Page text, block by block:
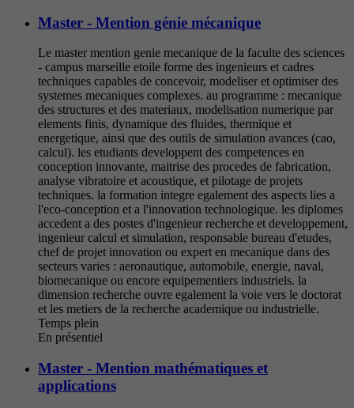
Master - Mention génie mécanique
Le master mention genie mecanique de la faculte des sciences
- campus marseille etoile forme des ingenieurs et cadres
techniques capables de concevoir, modeliser et optimiser des
systemes mecaniques complexes. au programme : mecanique
des structures et des materiaux, modelisation numerique par
elements finis, dynamique des fluides, thermique et
energetique, ainsi que des outils de simulation avances (cao,
calcul). les etudiants developpent des competences en
conception innovante, maitrise des procedes de fabrication,
analyse vibratoire et acoustique, et pilotage de projets
techniques. la formation integre egalement des aspects lies a
l'eco-conception et a l'innovation technologique. les diplomes
accedent a des postes d'ingenieur recherche et developpement,
ingenieur calcul et simulation, responsable bureau d'etudes,
chef de projet innovation ou expert en mecanique dans des
secteurs varies : aeronautique, automobile, energie, naval,
biomecanique ou encore equipementiers industriels. la
dimension recherche ouvre egalement la voie vers le doctorat
et les metiers de la recherche academique ou industrielle.
Temps plein
En présentiel
Master - Mention mathématiques et
applications